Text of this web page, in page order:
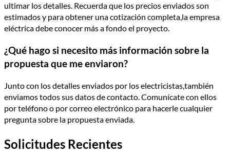
ultimar los detalles. Recuerda que los precios enviados son
estimados y para obtener una cotización completa,la empresa
eléctrica debe conocer más a fondo el proyecto.
¿Qué hago si necesito más información sobre la
propuesta que me enviaron?
Junto con los detalles enviados por los electricistas,también
enviamos todos sus datos de contacto. Comunícate con ellos
por teléfono o por correo electrónico para hacerle cualquier
pregunta sobre la propuesta enviada.
Solicitudes Recientes